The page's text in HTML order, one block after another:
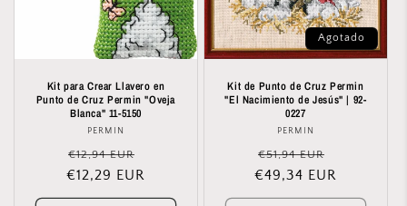
Kit para Crear Llavero en
Punto de Cruz Permin "Oveja
Blanca" 11-5150
Proveedor:
PERMIN
Precio
habitual
€12,94 EUR
de
oferta
€12,29 EUR
Agotado
Kit de Punto de Cruz Permin
"El Nacimiento de Jesús" | 92-
0227
Proveedor:
PERMIN
Precio
habitual
€51,94 EUR
de
oferta
€49,34 EUR